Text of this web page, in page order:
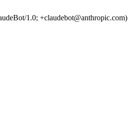
1.0; +claudebot@anthropic.com)